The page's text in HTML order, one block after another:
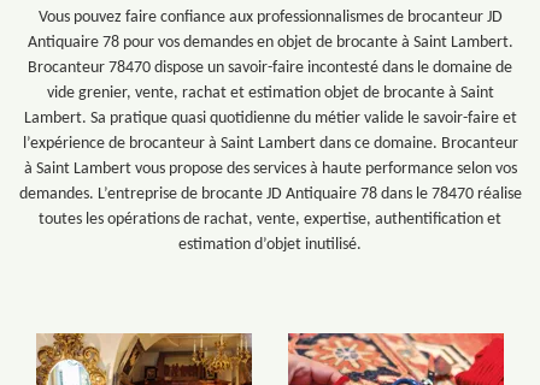
Vous pouvez faire confiance aux professionnalismes de brocanteur JD
Antiquaire 78 pour vos demandes en objet de brocante à Saint Lambert.
Brocanteur 78470 dispose un savoir-faire incontesté dans le domaine de
vide grenier, vente, rachat et estimation objet de brocante à Saint
Lambert. Sa pratique quasi quotidienne du métier valide le savoir-faire et
l’expérience de brocanteur à Saint Lambert dans ce domaine. Brocanteur
à Saint Lambert vous propose des services à haute performance selon vos
demandes. L’entreprise de brocante JD Antiquaire 78 dans le 78470 réalise
toutes les opérations de rachat, vente, expertise, authentification et
estimation d’objet inutilisé.